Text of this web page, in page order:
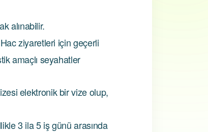
alınabilir.
ziyaretleri için geçerli
amaçlı seyahatler
elektronik bir vize olup,
3 ila 5 iş günü arasında